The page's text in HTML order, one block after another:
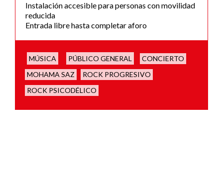
Instalación accesible para personas con movilidad
reducida
Entrada libre hasta completar aforo
MÚSICA PÚBLICO GENERAL
CONCIERTO
MOHAMA SAZ
ROCK PROGRESIVO
ROCK PSICODÉLICO